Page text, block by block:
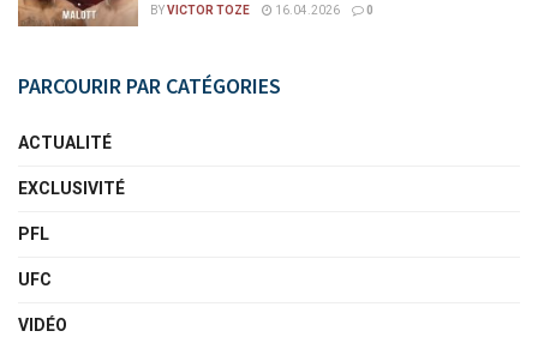
BYVICTOR TOZE 16.04.2026 0
PARCOURIR PAR CATÉGORIES
ACTUALITÉ
EXCLUSIVITÉ
PFL
UFC
VIDÉO